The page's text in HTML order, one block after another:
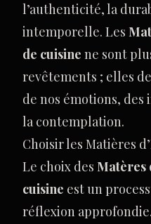
l’authenticité, la
intemporelle. Les
de cuisine ne sont
revêtements ; elles
de nos émotions,
la contemplation.
Choisir les Matières
Le choix des Matères
cuisine est un
réflexion